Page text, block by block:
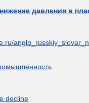
давления в
decline